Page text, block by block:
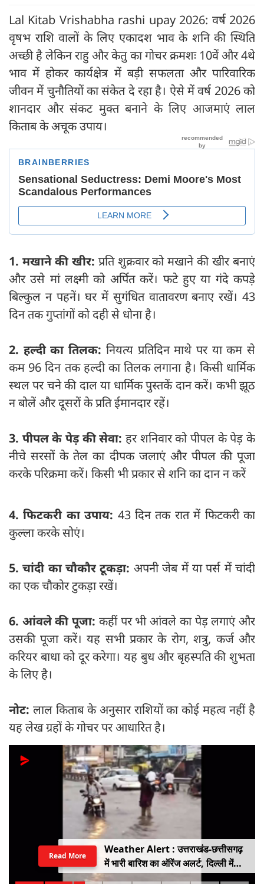
Lal Kitab Vrishabha rashi upay 2026: वर्ष 2026
वृषभ राशि वालों के लिए एकादश भाव के शनि की स्थिति
अच्छी है लेकिन राहु और केतु का गोचर क्रमशः 10वें और 4थे
भाव में होकर कार्यक्षेत्र में बड़ी सफलता और पारिवारिक
जीवन में चुनौतियों का संकेत दे रहा है। ऐसे में वर्ष 2026 को
शानदार और संकट मुक्त बनाने के लिए आजमाएं लाल
किताब के अचूक उपाय।
1. मखाने की खीर: प्रति शुक्रवार को मखाने की खीर बनाएं
और उसे मां लक्ष्मी को अर्पित करें। फटे हुए या गंदे कपड़े
बिल्कुल न पहनें। घर में सुगंधित वातावरण बनाए रखें। 43
दिन तक गुप्तांगों को दही से धोना है।
2. हल्दी का तिलक: नियत्य प्रतिदिन माथे पर या कम से
कम 96 दिन तक हल्दी का तिलक लगाना है। किसी धार्मिक
स्थल पर चने की दाल या धार्मिक पुस्तकें दान करें। कभी झूठ
न बोलें और दूसरों के प्रति ईमानदार रहें।
3. पीपल के पेड़ की सेवा: हर शनिवार को पीपल के पेड़ के
नीचे सरसों के तेल का दीपक जलाएं और पीपल की पूजा
करके परिक्रमा करें। किसी भी प्रकार से शनि का दान न करें
4. फिटकरी का उपाय: 43 दिन तक रात में फिटकरी का
कुल्ला करके सोएं।
5. चांदी का चौकौर टूकड़ा: अपनी जेब में या पर्स में चांदी
का एक चौकोर टुकड़ा रखें।
6. आंवले की पूजा: कहीं पर भी आंवले का पेड़ लगाएं और
उसकी पूजा करें। यह सभी प्रकार के रोग, शत्रु, कर्ज और
करियर बाधा को दूर करेगा। यह बुध और बृहस्पति की शुभता
के लिए है।
नोट: लाल किताब के अनुसार राशियों का कोई महत्व नहीं है
यह लेख ग्रहों के गोचर पर आधारित है।
Weather Alert : उत्तराखंड-छत्तीसगढ़
में भारी बारिश का ऑरेंज अलर्ट, दिल्ली में
हल्की बारिश, जानें IMD का ताजा अपडेट
Read More